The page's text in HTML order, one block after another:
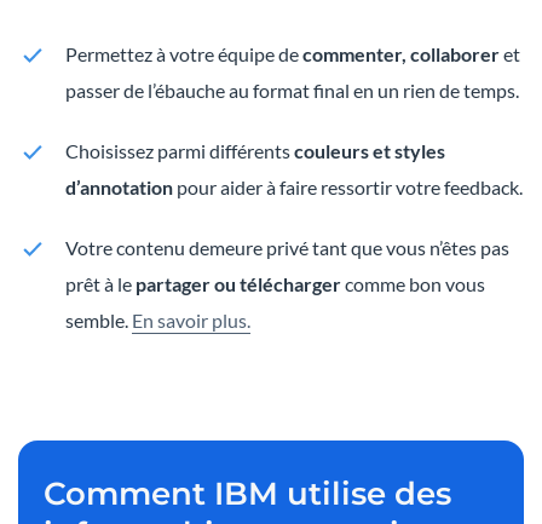
Permettez à votre équipe decommenter, collaboreret
passer de l’ébauche au format final en un rien de temps.
Choisissez parmi différentscouleurs et styles
d’annotation pour aider à faire ressortir votre feedback.
Votre contenu demeure privé tant que vous n’êtes pas
prêt à le partager ou téléchargercomme bon vous
semble. En savoir plus.
Comment IBM utilise des